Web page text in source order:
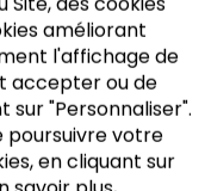
contre
trimestre
de circulation
effet, elle
utiliser
améliorant
l'affichage de
accepter ou de
sur "Personnaliser".
poursuivre votre
en cliquant sur